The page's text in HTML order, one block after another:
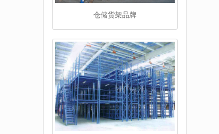
重型阁楼货架